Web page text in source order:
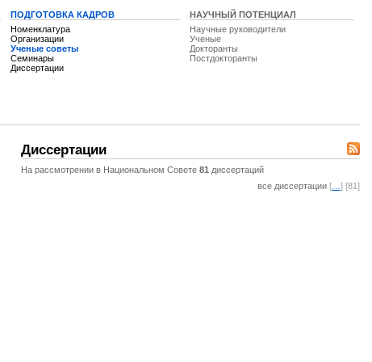
ПОДГОТОВКА КАДРОВ
Номенклатура
Организации
Ученые советы
Семинары
Диссертации
НАУЧНЫЙ ПОТЕНЦИАЛ
Научные руководители
Ученые
Докторанты
Постдокторанты
Диссертации
На рассмотрении в Национальном Совете 81 диссертаций
все диссертации [ ] [81]